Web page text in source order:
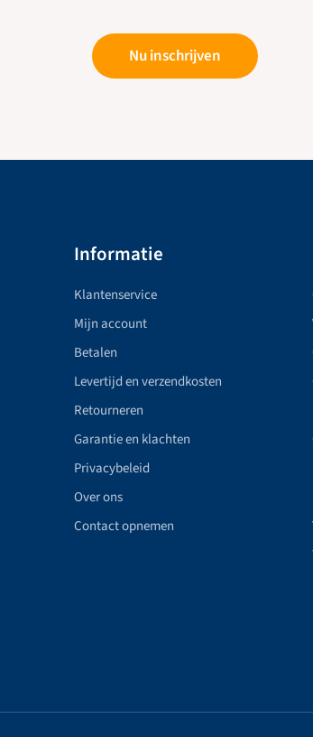
Nu inschrijven
Informatie
Klantenservice
Mijn account
Betalen
Levertijd en verzendkosten
Retourneren
Garantie en klachten
Privacybeleid
Over ons
Contact opnemen